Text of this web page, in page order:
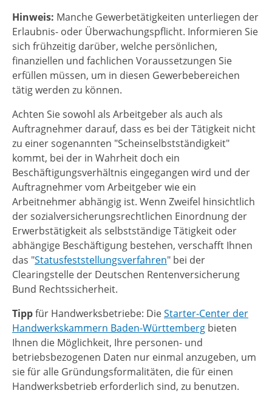
Hinweis: Manche Gewerbetätigkeiten unterliegen der
Erlaubnis- oder Überwachungspflicht. Informieren Sie
sich frühzeitig darüber, welche persönlichen,
finanziellen und fachlichen Voraussetzungen Sie
erfüllen müssen, um in diesen Gewerbebereichen
tätig werden zu können.
Achten Sie sowohl als Arbeitgeber als auch als
Auftragnehmer darauf, dass es bei der Tätigkeit nicht
zu einer sogenannten "Scheinselbstständigkeit"
kommt, bei der in Wahrheit doch ein
Beschäftigungsverhältnis eingegangen wird und der
Auftragnehmer vom Arbeitgeber wie ein
Arbeitnehmer abhängig ist. Wenn Zweifel hinsichtlich
der sozialversicherungsrechtlichen Einordnung der
Erwerbstätigkeit als selbstständige Tätigkeit oder
abhängige Beschäftigung bestehen, verschafft Ihnen
das "Statusfeststellungsverfahren" bei der
Clearingstelle der Deutschen Rentenversicherung
Bund Rechtssicherheit.
Tippfür Handwerksbetriebe: DieStarter-Center der
Handwerkskammern Baden-Württemberg bieten
Ihnen die Möglichkeit, Ihre personen- und
betriebsbezogenen Daten nur einmal anzugeben, um
sie für alle Gründungsformalitäten, die für einen
Handwerksbetrieb erforderlich sind, zu benutzen.